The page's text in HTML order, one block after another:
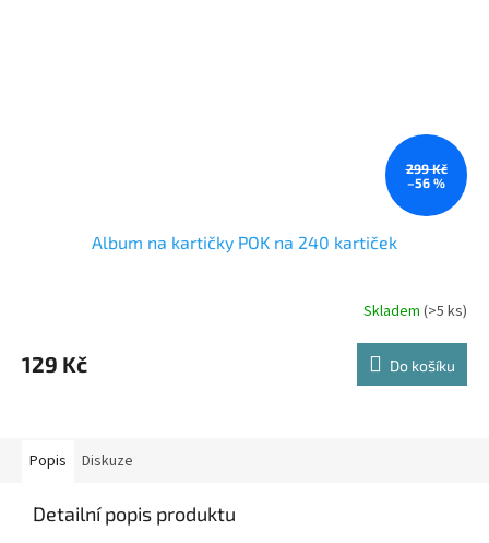
299 Kč
–56 %
Album na kartičky POK na 240 kartiček
Skladem (>5 ks)
129 Kč Do košíku
Popis Diskuze
Detailní popis produktu